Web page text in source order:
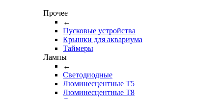
Прочее
←
Пусковые устройства
Крышки для аквариума
Таймеры
Лампы
←
Светодиодные
Люминесцентные Т5
Люминесцентные Т8